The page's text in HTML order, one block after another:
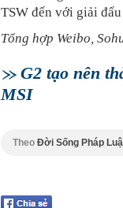
TSW đến với giải
Tổng hợp Weibo,
G2 tạo nên
MSI
Theo Đời Sống Pháp